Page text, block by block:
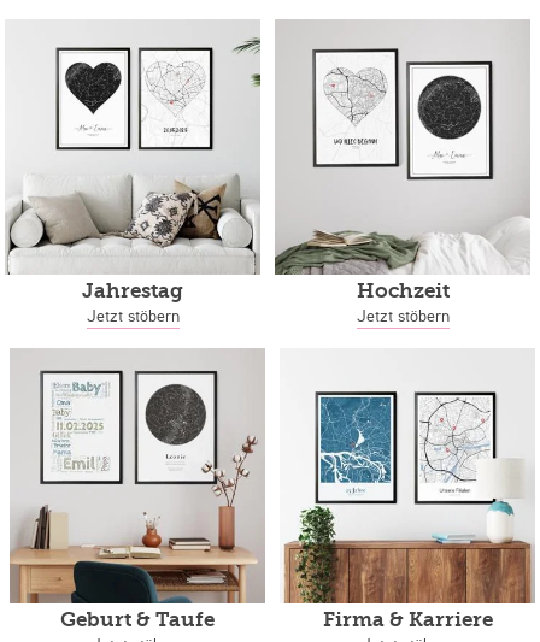
Jahrestag
Jetzt stöbern
Hochzeit
Jetzt stöbern
Geburt & Taufe
Firma & Karriere